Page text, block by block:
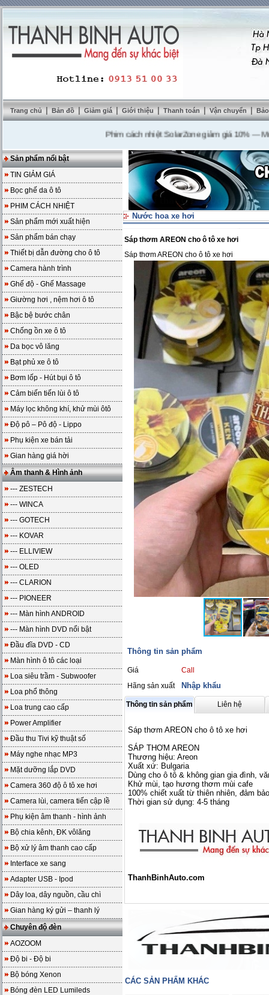
Trang chủ | Bản đồ | Giảm giá | Giới thiệu | Thanh toán | Vận chuyển |
Phim cách nhiệt SolarZone giảm giá 10%---Mua
Sản phẩm nổi bật
TIN GIẢM GIÁ
Bọc ghế da ô tô
PHIM CÁCH NHIỆT
Sản phẩm mới xuất hiện
Sản phẩm bán chạy
Thiết bị dẫn đường cho ô tô
Camera hành trình
Ghế độ - Ghế Massage
Giường hơi , nệm hơi ô tô
Bậc bệ bước chân
Chống ồn xe ô tô
Da bọc vô lăng
Bạt phủ xe ô tô
Bơm lốp - Hút bụi ô tô
Cảm biến tiến lùi ô tô
Máy lọc không khí, khử mùi ôtô
Độ pô – Pô độ - Lippo
Phụ kiện xe bán tải
Gian hàng giá hời
Âm thanh & Hình ảnh
--- ZESTECH
--- WINCA
--- GOTECH
--- KOVAR
--- ELLIVIEW
--- OLED
--- CLARION
--- PIONEER
--- Màn hình ANDROID
--- Màn hình DVD nổi bật
Đầu đĩa DVD - CD
Màn hình ô tô các loại
Loa siêu trầm - Subwoofer
Loa phổ thông
Loa trung cao cấp
Power Amplifier
Đầu thu Tivi kỹ thuật số
Máy nghe nhạc MP3
Mặt dưỡng lắp DVD
Camera 360 độ ô tô xe hơi
Camera lùi, camera tiến cập lề
Phụ kiện âm thanh - hình ảnh
Bộ chia kênh, ĐK vôlăng
Bộ xử lý âm thanh cao cấp
Interface xe sang
Adapter USB - Ipod
Dây loa, dây nguồn, cầu chì
Gian hàng ký gửi – thanh lý
Chuyên độ đèn
AOZOOM
Độ bi - Độ bi
Bộ bóng Xenon
Bóng đèn LED Lumileds
Nước hoa xe hơi
Sáp thơm AREON cho ô tô xe hơi
Sáp thơm AREON cho ô tô xe hơi
Thông tin sản phẩm
Giá
Call
Hãng sản xuất
Nhập khẩu
Thông tin sản phẩm Liên hệ
Sáp thơm AREON cho ô tô xe hơi
SÁP THƠM AREON
Thương hiệu: Areon
Xuất xứ: Bulgaria
Dùng cho ô tô & không gian gia đình,
Khử mùi, tạo hương thơm mùi cafe
100% chiết xuất từ thiên nhiên, đảm
Thời gian sử dụng: 4-5 tháng
ThanhBinhAuto.com
CÁC SẢN PHẨM KHÁC